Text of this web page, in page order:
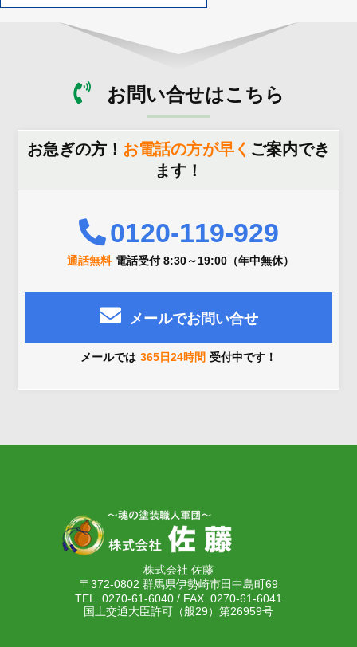
お問い合せはこちら
お急ぎの方！ お電話の方が早く ご案内でき
ます！
0120-119-929
通話無料 電話受付 8:30～19:00（年中無休）
メールでお問い合せ
メールでは 365日24時間 受付中です！
株式会社 佐藤
〒372-0802 群馬県伊勢崎市田中島町69
TEL. 0270-61-6040 / FAX. 0270-61-6041
国土交通大臣許可（般29）第26959号